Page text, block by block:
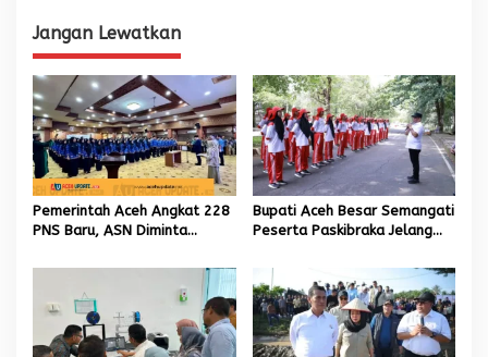
a
s
i
p
o
s
Jangan Lewatkan
Pemerintah Aceh Angkat 228
PNS Baru, ASN Diminta
Tinggi
Bupati Aceh Besar Semangati
Peserta Paskibraka Jelang